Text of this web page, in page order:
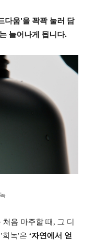
다움'을 꽉꽉 눌러 담
늘어나게 됩니다.
처음 마주할 때, 그 디
희녹'은 ‘자연에서 얻